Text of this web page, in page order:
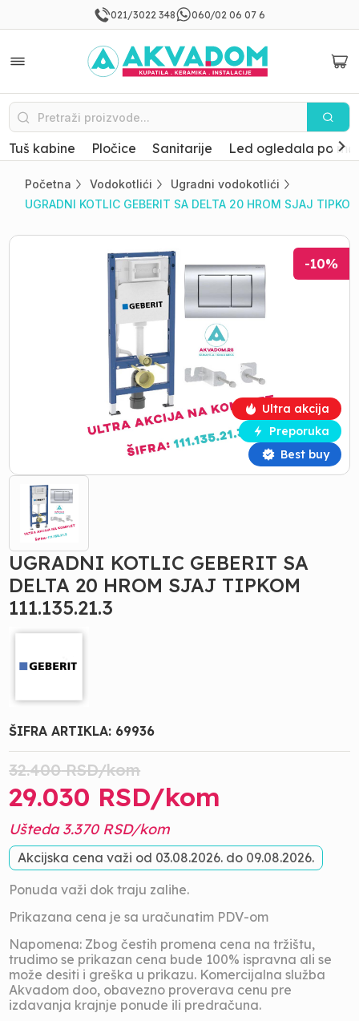
021/3022 348 060/02 06 07 6
Tuš kabine Pločice Sanitarije Led ogledala po
Početna Vodokotlići
Ugradni vodokotlići
UGRADNI KOTLIC GEBERIT SA DELTA 20 HROM SJAJ
-10%
Ultra akcija
Preporuka
Best buy
UGRADNI KOTLIC GEBERIT SA
DELTA 20 HROM SJAJ TIPKOM
111.135.21.3
ŠIFRA ARTIKLA: 69936
32.400RSD/kom
29.030 RSD/kom
Ušteda3.370RSD/kom
Akcijska cena važi od 03.08.2026. do 09.08.2026.
Ponuda važi dok traju zalihe.
Prikazana cena je sa uračunatim PDV-om
Napomena: Zbog čestih promena cena na tržištu,
trudimo se prikazan cena bude 100% ispravna ali se
može desiti i greška u prikazu. Komercijalna služba
Akvadom doo, obavezno proverava cenu pre
izdavanja krajnje ponude ili predračuna.